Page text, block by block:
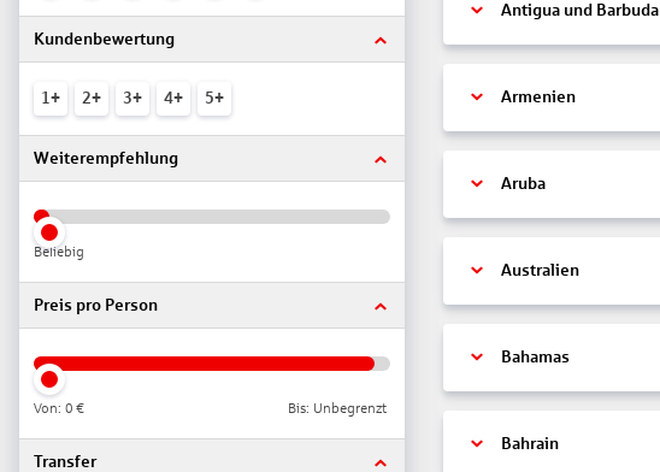
Kundenbewertung
1+ 2+ 3+ 4+ 5+
Weiterempfehlung
Beliebig
Preis pro Person
Von: 0 € Bis: Unbegrenzt
Transfer
Antigua und Barbuda
Armenien
Aruba
Australien
Bahamas
Bahrain